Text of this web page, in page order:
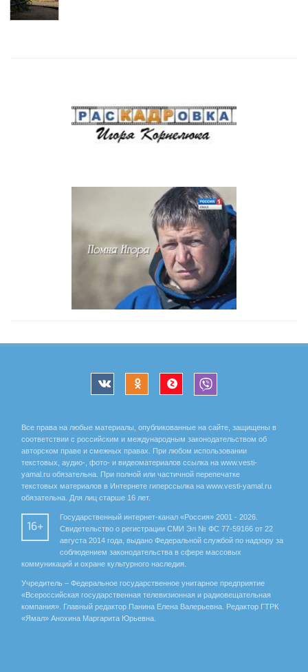
Все права на любые материалы, опубликованные на сайте, защищены в
соответствии с российским и международным законодательством об
авторском праве и смежных правах. При любом использовании
текстовых, аудио-, фото- и видеоматериалов ссылка на www.vesti-
yamal.ru обязательна. При полной или частичной перепечатке
текстовых материалов в Интернете гиперссылка на www.vesti-yamal.ru
обязательна. Для лиц старше 16 лет.
16+
Государственный интернет-канал «Россия» 2001 - 2026.
Свидетельство о регистрации СМИ Эл № ФС 77-59166 от 22
августа 2014 года, выдано Федеральной службой по надзору за
соблюдением законодательства в сфере массовых
коммуникаций и охране культурного наследия.
Учредитель – Федеральное государственное унитарное предприятие
«Всероссийская государственная телевизионная и радиовещательная
компания». Главный редактор Панина Елена Валерьевна. Редактор ГТРК
«Ямал» Анохина Маргарита Юрьевна.